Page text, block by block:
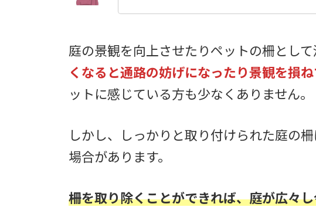
庭の景観を向上させたりペットの柵として
くなると通路の妨げになったり景観を損
ットに感じている方も少なくありません。
しかし、しっかりと取り付けられた庭の
場合があります。
柵を取り除くことができれば、庭が広々